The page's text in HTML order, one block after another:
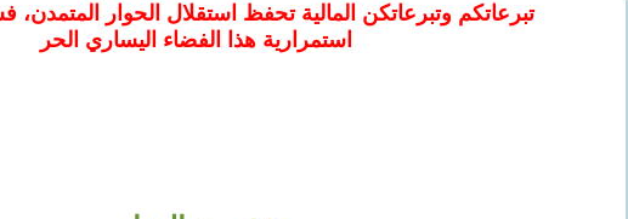
تبرعاتكم وتبرعاتكن المالية تحفظ استقلال الحوار
استمرارية هذا الفضاء اليساري الحر